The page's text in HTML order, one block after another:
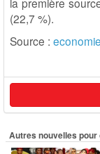
(22,7 %).
Source :
Autres nouvelles